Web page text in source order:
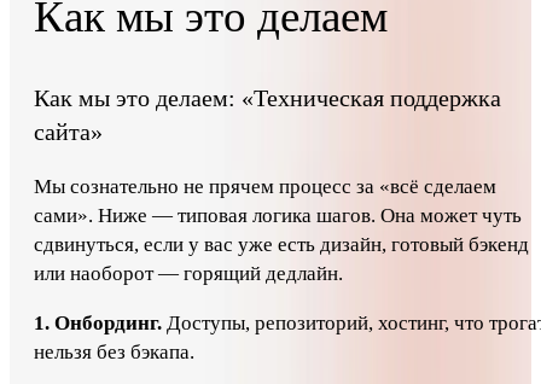
Как мы это делаем
Как мы это делаем: «Техническая поддержка
сайта»
Мы сознательно не прячем процесс за «всё сделаем
сами». Ниже — типовая логика шагов. Она может чуть
сдвинуться, если у вас уже есть дизайн, готовый бэкенд
или наоборот — горящий дедлайн.
1. Онбординг. Доступы, репозиторий, хостинг, что
нельзя без бэкапа.